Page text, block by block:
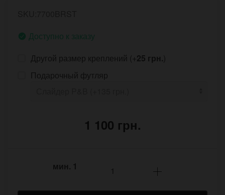
Доступно к заказу
Другой размер креплений (+25 грн.)
Подарочный футляр
1 100 грн.
мин. 1